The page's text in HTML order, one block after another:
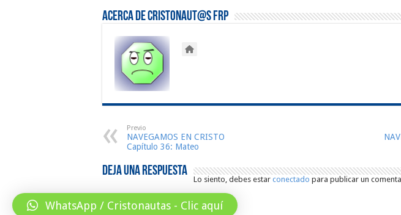
Acerca de Cristonaut@s FRP
Previo
NAVEGAMOS EN CRISTO
Capítulo 36: Mateo
Deja una respuesta
Lo siento, debes estar conectado para publicar un
WhatsApp / Cristonautas - Clic aquí